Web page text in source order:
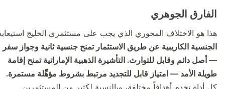
الفارق الجوهري
هذا هو الاختلاف المحوري الذي يجب على مستثمري الخليج استيعابه:
الجنسية الكاريبية عن طريق الاستثمار تمنح جنسية ثانية وجواز سفر
— أصل دائم وقابل للتوارث. التأشيرة الذهبية الإماراتية تمنح إقامة
طويلة الأمد — امتياز قابل للتجديد مرتبط بشروط مؤهِّلة مستمرة.
كل أداة تخدم أهدافاً مختلفة، وبالنسبة لكثير من المستثمرين